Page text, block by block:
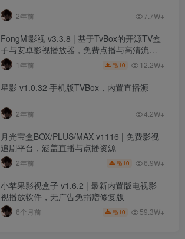
2年前 7.7W+
FongMi影视 v3.3.8 | 基于TvBox的开源TV盒
子与安卓影视播放器，免费点播与高清流畅
体验 1年前 10 12.2W+
星影 v1.0.32 手机版TVBox，内置直播源
2年前 4.2W+
月光宝盒BOX/PLUS/MAX v1116 | 免费影视
追剧平台，涵盖直播与点播资源
2年前 10 6.9W+
小苹果影视盒子 v1.6.2 | 最新内置版电视影
视播放软件，无广告免捐赠修复版
6个月前 10 59.3W+